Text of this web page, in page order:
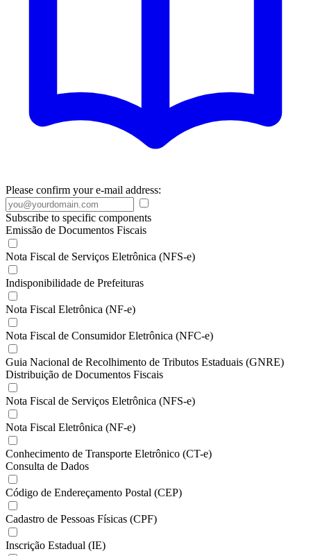
Please confirm your e-mail address:
Subscribe to specific components
Emissão de Documentos Fiscais
Nota Fiscal de Serviços Eletrônica (NFS-e)
Indisponibilidade de Prefeituras
Nota Fiscal Eletrônica (NF-e)
Nota Fiscal de Consumidor Eletrônica (NFC-e)
Guia Nacional de Recolhimento de Tributos Estaduais (GNRE)
Distribuição de Documentos Fiscais
Nota Fiscal de Serviços Eletrônica (NFS-e)
Nota Fiscal Eletrônica (NF-e)
Conhecimento de Transporte Eletrônico (CT-e)
Consulta de Dados
Código de Endereçamento Postal (CEP)
Cadastro de Pessoas Físicas (CPF)
Inscrição Estadual (IE)